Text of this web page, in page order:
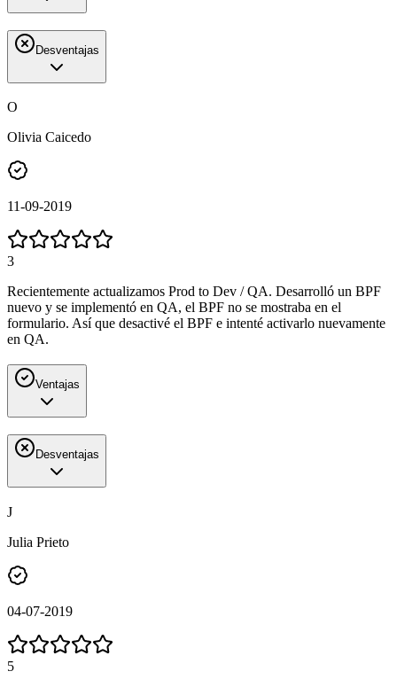
Desventajas
O
Olivia Caicedo
11-09-2019
3
Recientemente actualizamos Prod to Dev / QA. Desarrolló un BPF
nuevo y se implementó en QA, el BPF no se mostraba en el
formulario. Así que desactivé el BPF e intenté activarlo nuevamente
en QA.
Ventajas
Desventajas
J
Julia Prieto
04-07-2019
5